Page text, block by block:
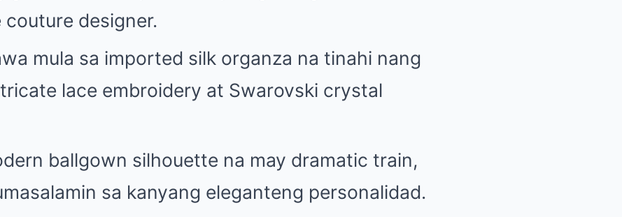
couture designer.
mula sa imported silk organza na tinahi nang
lace embroidery at Swarovski crystal
ballgown silhouette na may dramatic train,
sa kanyang eleganteng personalidad.